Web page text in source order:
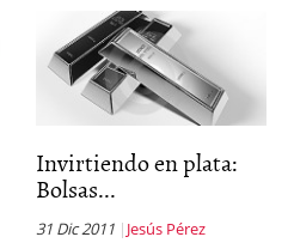
Invirtiendo en plata:
Bolsas...
31 Dic 2011
Jesús Pérez